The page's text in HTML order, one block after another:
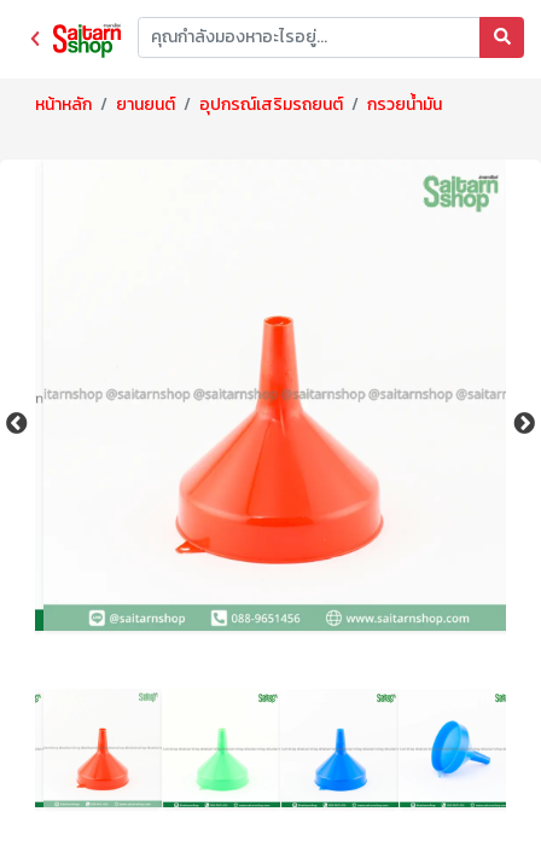
หน้าหลัก ยานยนต์ อุปกรณ์เสริมรถยนต์ กรวยน้ำมัน